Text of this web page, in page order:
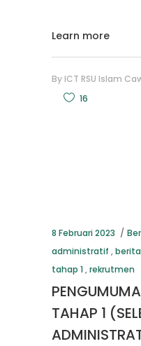
Learn more
By ICT RSU Islam
16
8 Februari 2023
administratif ,berita
tahap 1,rekrutmen
TAHAP 1